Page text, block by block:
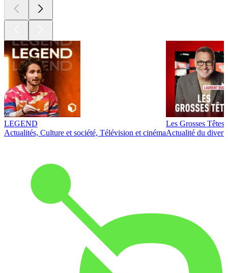
LEGEND
Actualités, Culture et société, Télévision et cinéma
Les Grosses Têtes
Actualité du